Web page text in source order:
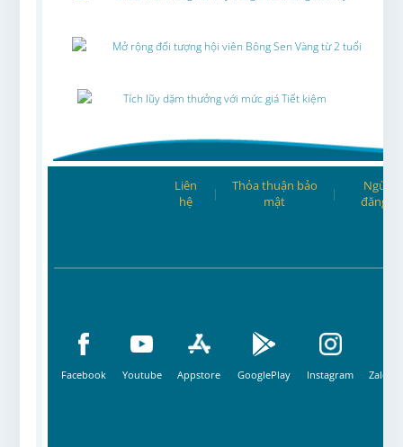
Mở rộng đối tượng hội viên Bông Sen Vàng từ 2 tuổi
Tích lũy dặm thưởng với mức giá Tiết kiệm
Liên
hệ
|
Thỏa thuận bảo
mật
|
Ngừng
đăng ký
Facebook Youtube Appstore GooglePlay Instagram Zalo